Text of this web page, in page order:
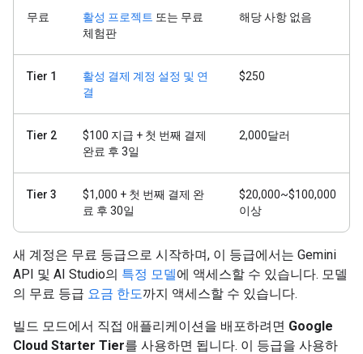
무료 활성 프로젝트 또는 무료
체험판
해당 사항 없음
Tier 1
활성 결제 계정 설정 및 연
결
$250
Tier 2
$100 지급 + 첫 번째 결제
완료 후 3일
2,000달러
Tier 3
$1,000 + 첫 번째 결제 완
료 후 30일
$20,000~$100,000
이상
새 계정은 무료 등급으로 시작하며, 이 등급에서는 Gemini
API 및 AI Studio의 특정 모델에 액세스할 수 있습니다. 모델
의 무료 등급 요금 한도까지 액세스할 수 있습니다.
빌드 모드에서 직접 애플리케이션을 배포하려면 Google
Cloud Starter Tier를 사용하면 됩니다. 이 등급을 사용하